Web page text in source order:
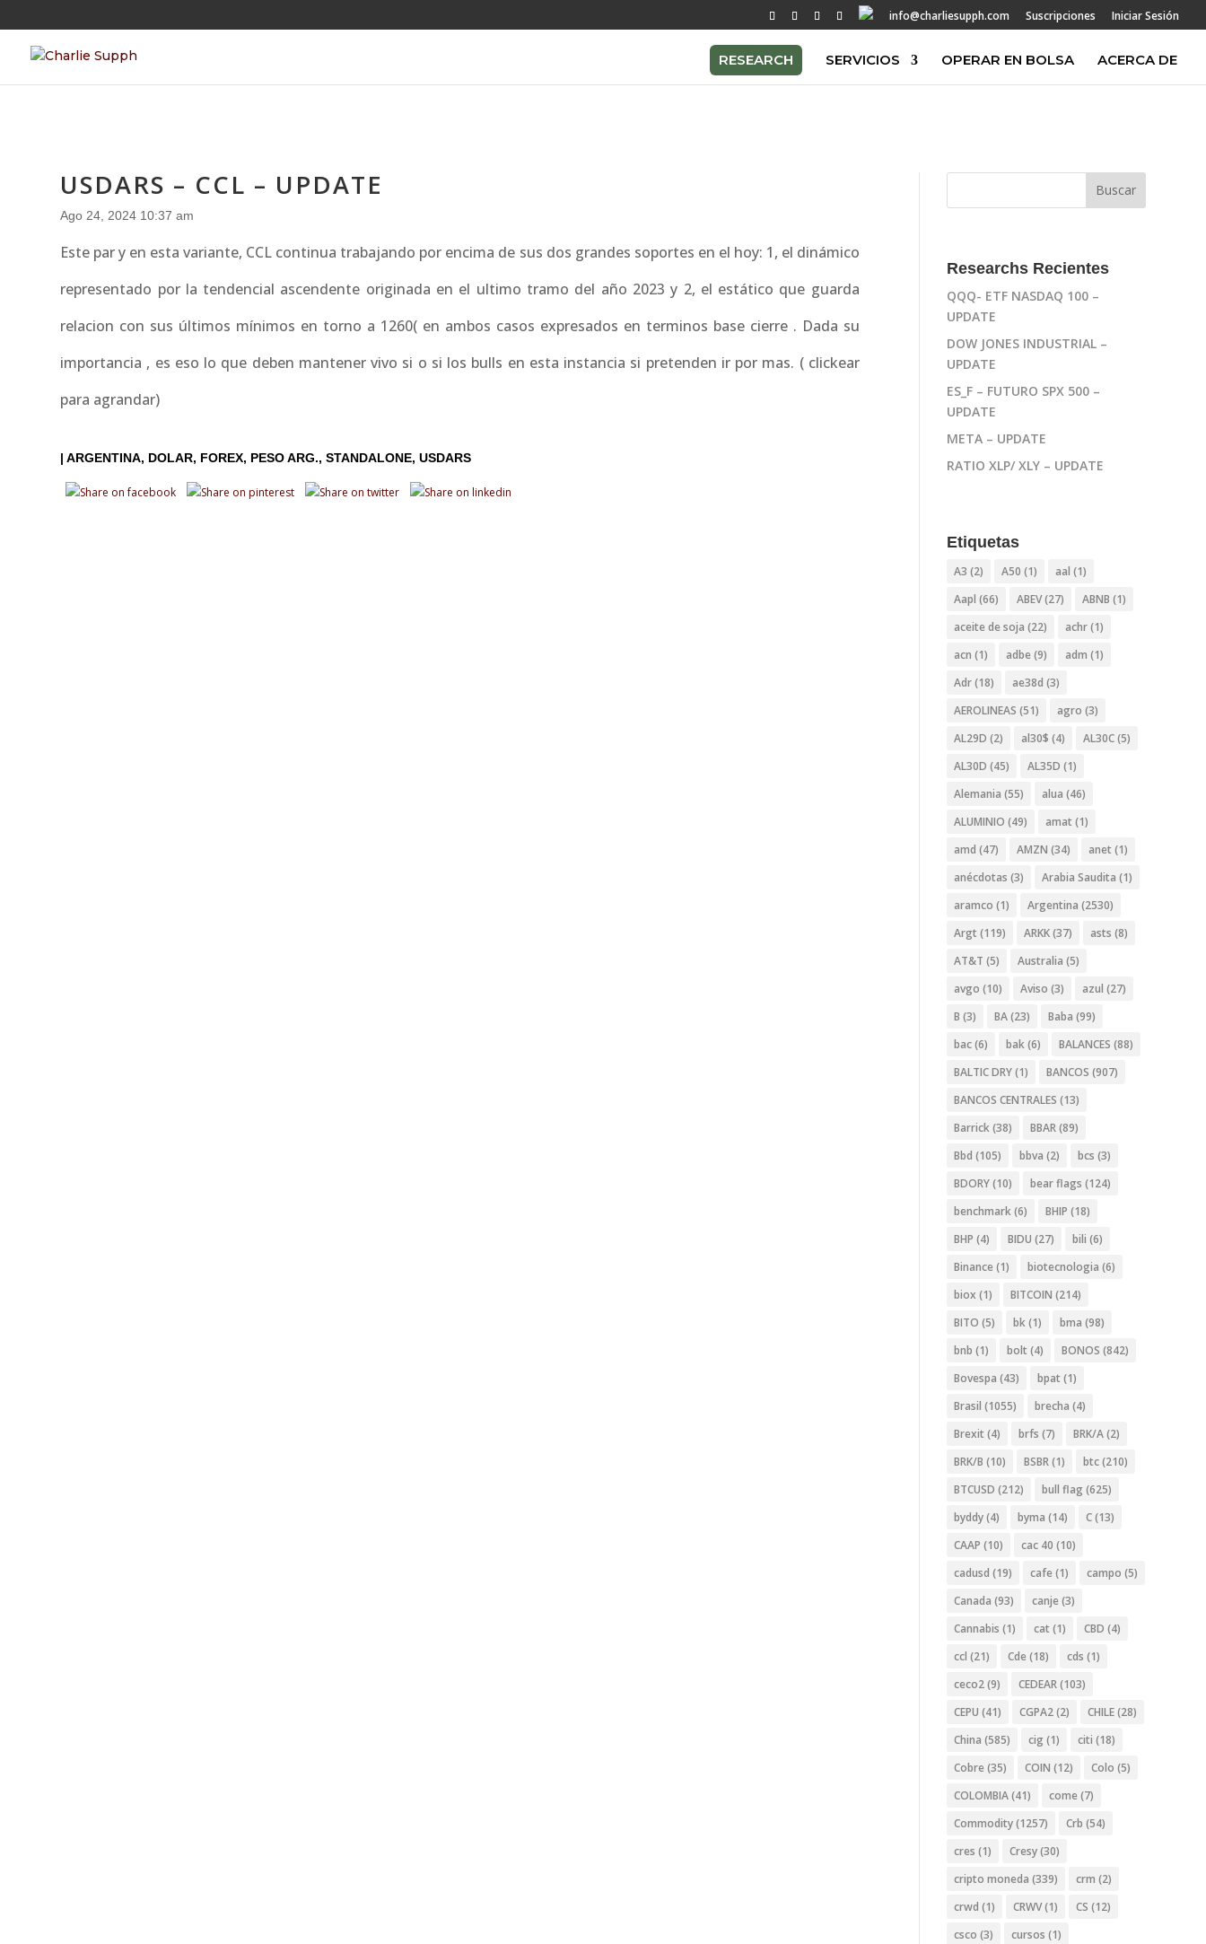
info@charliesupph.com Suscripciones Iniciar Sesión
RESEARCH SERVICIOS OPERAR EN BOLSA ACERCA DE
USDARS – CCL – UPDATE
Ago 24, 2024 10:37 am
Este par y en esta variante, CCL continua trabajando por encima de sus dos grandes soportes en el hoy: 1, el dinámico
representado por la tendencial ascendente originada en el ultimo tramo del año 2023 y 2, el estático que guarda
relacion con sus últimos mínimos en torno a 1260( en ambos casos expresados en terminos base cierre . Dada su
importancia , es eso lo que deben mantener vivo si o si los bulls en esta instancia si pretenden ir por mas. ( clickear
para agrandar)
|ARGENTINA DOLAR FOREX PESO ARG. STANDALONE USDARS
Researchs Recientes
QQQ- ETF NASDAQ 100 –
UPDATE
DOW JONES INDUSTRIAL –
UPDATE
ES_F – FUTURO SPX 500 –
UPDATE
META – UPDATE
RATIO XLP/ XLY – UPDATE
Etiquetas
A3 (2) A50 (1) aal (1)
Aapl (66) ABEV(27) ABNB (1)
aceite de soja (22) achr(1)
acn (1) adbe (9) adm (1)
Adr(18) ae38d (3)
AEROLINEAS (51) agro (3)
AL29D (2) al30$ (4) AL30C(5)
AL30D (45) AL35D (1)
Alemania (55) alua (46)
ALUMINIO (49) amat (1)
amd (47) AMZN (34) anet (1)
anécdotas (3) Arabia Saudita (1)
aramco (1) Argentina (2530)
Argt (119) ARKK(37) asts (8)
AT&T (5) Australia (5)
avgo (10) Aviso (3) azul (27)
B (3) BA(23) Baba (99)
bac(6) bak(6) BALANCES (88)
BALTIC DRY(1) BANCOS (907)
BANCOS CENTRALES (13)
Barrick(38) BBAR(89)
Bbd (105) bbva (2) bcs (3)
BDORY(10) bear flags (124)
benchmark(6) BHIP (18)
BHP (4) BIDU (27) bili (6)
Binance (1) biotecnologia (6)
biox (1) BITCOIN (214)
BITO (5) bk(1) bma (98)
bnb (1) bolt (4) BONOS (842)
Bovespa (43) bpat (1)
Brasil (1055) brecha (4)
Brexit (4) brfs (7) BRK/A(2)
BRK/B (10) BSBR(1) btc(210)
BTCUSD (212) bull flag (625)
byddy(4) byma (14) C(13)
CAAP (10) cac 40 (10)
cadusd (19) cafe (1) campo (5)
Canada (93) canje (3)
Cannabis (1) cat (1) CBD (4)
ccl (21) Cde (18) cds (1)
ceco2(9) CEDEAR(103)
CEPU (41) CGPA2(2) CHILE(28)
China (585) cig (1) citi (18)
Cobre (35) COIN (12) Colo (5)
COLOMBIA(41) come (7)
Commodity(1257) Crb (54)
cres (1) Cresy(30)
cripto moneda (339) crm (2)
crwd (1) CRWV(1) CS (12)
csco (3) cursos (1)